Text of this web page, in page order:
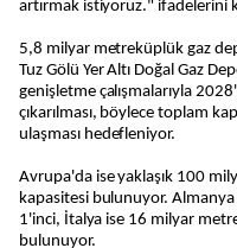
artırmak istiyoruz." ifadelerini
5,8 milyar metreküplük gaz
Tuz Gölü Yer Altı Doğal Gaz
genişletme çalışmalarıyla
çıkarılması, böylece toplam
ulaşması hedefleniyor.
Avrupa'da ise yaklaşık 100
kapasitesi bulunuyor.
1'inci, İtalya ise 16 milyar
bulunuyor.